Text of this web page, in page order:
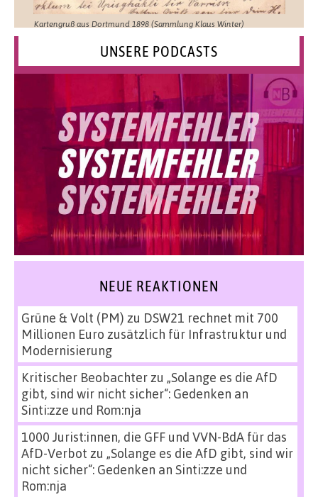
Kartengruß aus Dortmund 1898 (Sammlung Klaus Winter)
UNSERE PODCASTS
NEUE REAKTIONEN
Grüne & Volt (PM) zu DSW21 rechnet mit 700
Millionen Euro zusätzlich für Infrastruktur und
Modernisierung
Kritischer Beobachterzu „Solange es die AfD
gibt, sind wir nicht sicher“: Gedenken an
Sinti:zze und Rom:nja
1000 Jurist:innen, die GFF und VVN-BdA für das
AfD-Verbot zu „Solange es die AfD gibt, sind wir
nicht sicher“: Gedenken an Sinti:zze und
Rom:nja